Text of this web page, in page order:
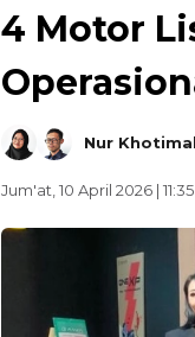
4 Motor
Nur
Jum'at, 10 April 2026 |